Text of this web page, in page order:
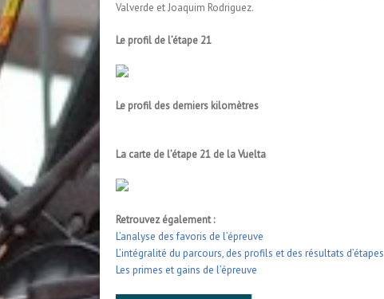
Valverde et Joaquim Rodriguez.
Le profil de l’étape 21
Le profil des derniers kilomètres
La carte de l’étape 21 de la Vuelta
Retrouvez également :
L’analyse des favoris de l’épreuve
L’intégralité du parcours, des profils et des résultats d’étapes
Les primes et gains de l’épreuve